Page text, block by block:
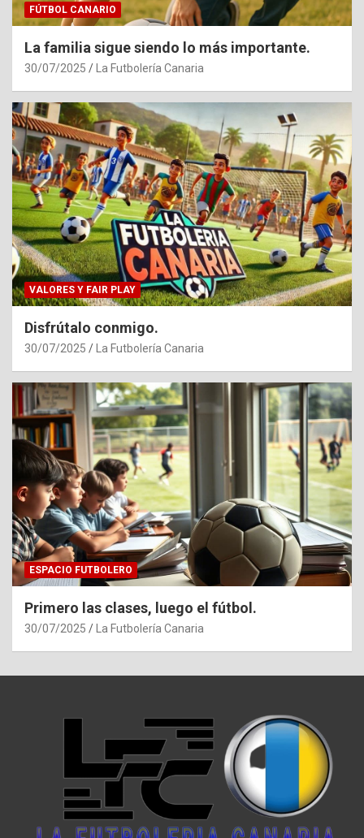
FÚTBOL CANARIO
La familia sigue siendo lo más importante.
30/07/2025 La Futbolería Canaria
VALORES Y FAIR PLAY
Disfrútalo conmigo.
30/07/2025 La Futbolería Canaria
ESPACIO FUTBOLERO
Primero las clases, luego el fútbol.
30/07/2025 La Futbolería Canaria